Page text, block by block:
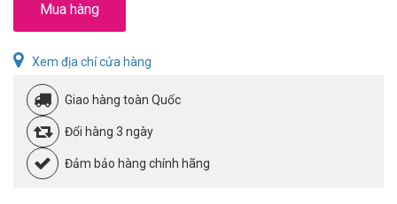
Mua hàng
Xem địa chỉ cửa hàng
Giao hàng toàn Quốc
Đổi hàng 3 ngày
Đảm bảo hàng chính hãng